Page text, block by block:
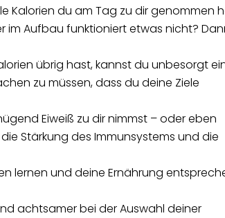
Kalorien du am Tag zu dir genommen
im Aufbaufunktioniert etwas nicht?
übrig hast, kannst du unbesorgt
zu müssen, dass du deine Ziele
Eiweiß zu dir nimmst – oder eben
die Stärkung des Immunsystems und die
lernen und deine Ernährung
achtsamer bei der Auswahl deiner